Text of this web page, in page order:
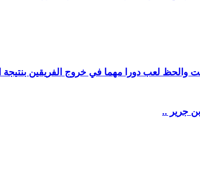
لعب دورا مهما في خروج الفريقين بنتيجة
جرير ..